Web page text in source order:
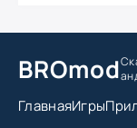
BROmod
ГлавнаяИгры